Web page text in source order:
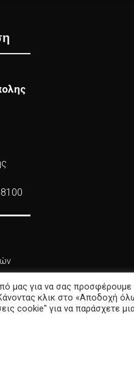
μας για να σας προσφέρουμε
κλικ στο «Αποδοχή
cookie" για να παράσχετε